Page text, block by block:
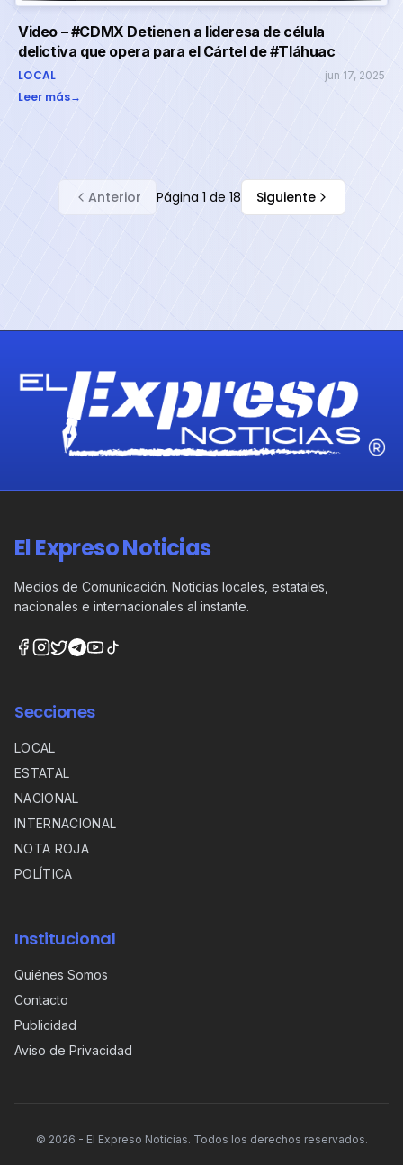
Video – #CDMX Detienen a lideresa de célula
delictiva que opera para el Cártel de #Tláhuac
LOCAL jun 17, 2025
Leer más→
Anterior Página 1 de 18 Siguiente
El Expreso Noticias
Medios de Comunicación. Noticias locales, estatales,
nacionales e internacionales al instante.
Secciones
LOCAL
ESTATAL
NACIONAL
INTERNACIONAL
NOTA ROJA
POLÍTICA
Institucional
Quiénes Somos
Contacto
Publicidad
Aviso de Privacidad
© 2026 - El Expreso Noticias. Todos los derechos reservados.